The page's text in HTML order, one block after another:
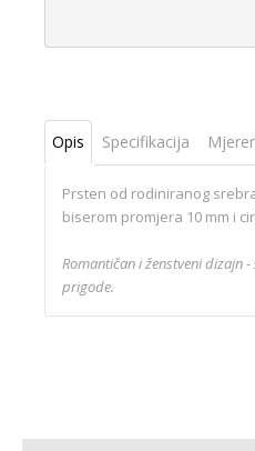
Opis Specifikacija
Prsten od rodiniranog
biserom promjera 10 mm i
Romantičan i ženstveni dizajn
prigode.